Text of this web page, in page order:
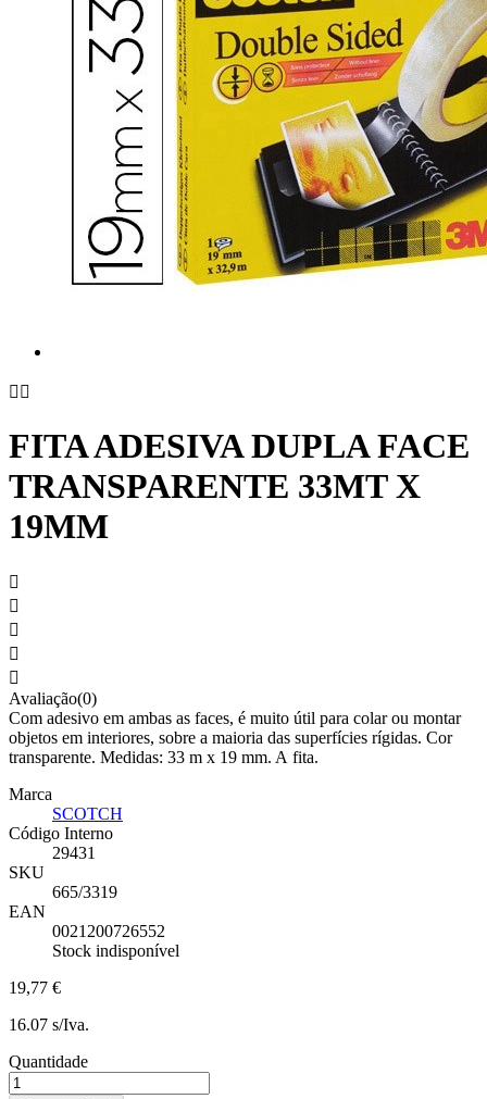
 
FITA ADESIVA DUPLA FACE
TRANSPARENTE 33MT X
19MM





Avaliação(0)
Com adesivo em ambas as faces, é muito útil para colar ou montar
objetos em interiores, sobre a maioria das superfícies rígidas. Cor
transparente. Medidas: 33 m x 19 mm. A fita.
Marca
SCOTCH
Código Interno
29431
SKU
665/3319
EAN
0021200726552
Stock indisponível
19,77 €
16.07 s/Iva.
Quantidade